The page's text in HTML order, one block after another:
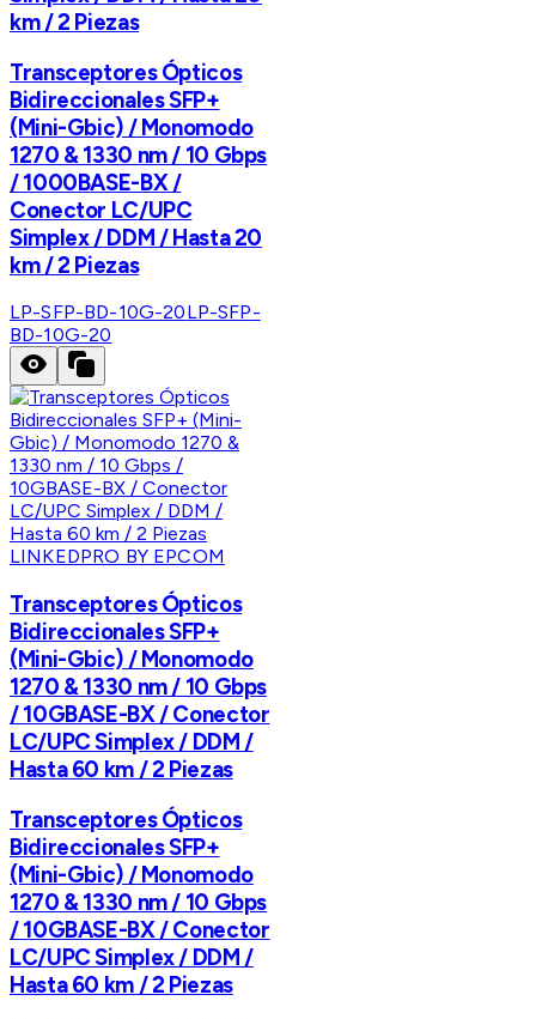
km / 2 Piezas
Transceptores Ópticos
Bidireccionales SFP+
(Mini-Gbic) / Monomodo
1270 & 1330 nm / 10 Gbps
/ 1000BASE-BX /
Conector LC/UPC
Simplex / DDM / Hasta 20
km / 2 Piezas
LP-SFP-BD-10G-20LP-SFP-
BD-10G-20
LINKEDPRO BY EPCOM
Transceptores Ópticos
Bidireccionales SFP+
(Mini-Gbic) / Monomodo
1270 & 1330 nm / 10 Gbps
/ 10GBASE-BX / Conector
LC/UPC Simplex / DDM /
Hasta 60 km / 2 Piezas
Transceptores Ópticos
Bidireccionales SFP+
(Mini-Gbic) / Monomodo
1270 & 1330 nm / 10 Gbps
/ 10GBASE-BX / Conector
LC/UPC Simplex / DDM /
Hasta 60 km / 2 Piezas